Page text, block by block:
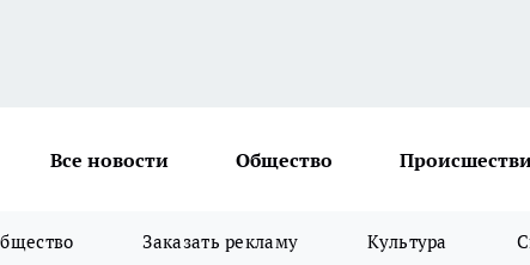
Все новости Общество
Заказать рекламу Культура